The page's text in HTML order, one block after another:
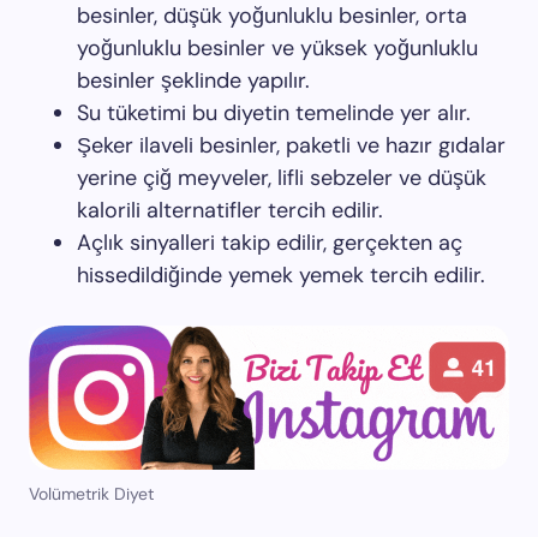
besinler, düşük yoğunluklu besinler, orta
yoğunluklu besinler ve yüksek yoğunluklu
besinler şeklinde yapılır.
Su tüketimi bu diyetin temelinde yer alır.
Şeker ilaveli besinler, paketli ve hazır gıdalar
yerine çiğ meyveler, lifli sebzeler ve düşük
kalorili alternatifler tercih edilir.
Açlık sinyalleri takip edilir, gerçekten aç
hissedildiğinde yemek yemek tercih edilir.
Volümetrik Diyet